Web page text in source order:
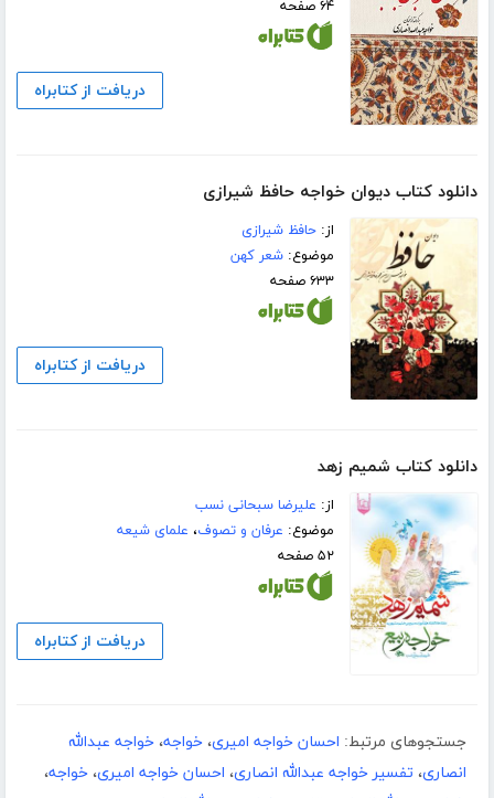
۶۴ صفحه
دریافت از کتابراه
دانلود کتاب دیوان خواجه حافظ شیرازی
از:حافظ شیرازی
موضوع:شعر کهن
۶۳۳ صفحه
دریافت از کتابراه
دانلود کتاب شمیم زهد
از: علیرضا سبحانی نسب
موضوع: عرفان و تصوف، علمای شیعه
۵۲ صفحه
دریافت از کتابراه
جستجوهای مرتبط: احسان خواجه امیری، خواجه، خواجه عبدالله
انصاری، تفسیر خواجه عبدالله انصاری، احسان خواجه امیری، خواجه،